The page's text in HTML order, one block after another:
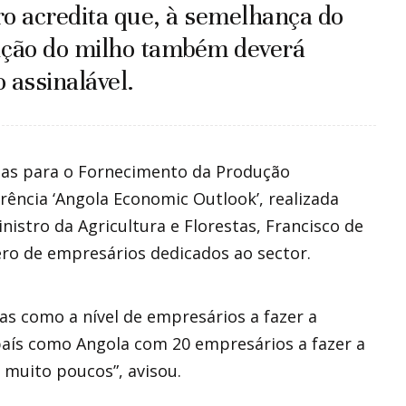
acredita que, à semelhança do
do milho também deverá
para o Fornecimento da Produção
‘Angola Economic Outlook’, realizada
da Agricultura e Florestas, Francisco de
de empresários dedicados ao sector.
como a nível de empresários a fazer a
como Angola com 20 empresários a fazer a
poucos”, avisou.